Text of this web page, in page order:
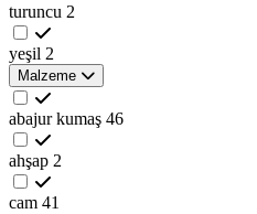
turuncu 2
yeşil 2
Malzeme
abajur kumaş 46
ahşap 2
cam 41